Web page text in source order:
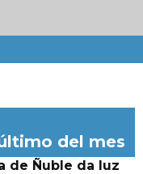
del mes
de Ñuble da luz